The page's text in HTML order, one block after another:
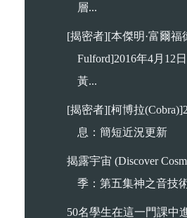
層...
[揭密者][本傑明·富爾福
Fulford]2016年4月12
黃...
[揭密者][柯博拉
息：簡短近況更新
揭露宇宙 (Discover
季：第五集神之音技
50名學生在這一門課中